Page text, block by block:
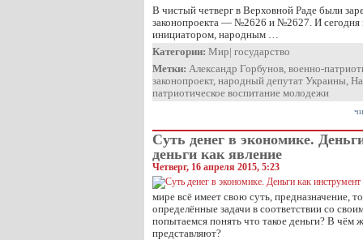
В чистый четверг в Верховной Раде были
законопроекта — №2626 и №2627. И сегодня
инициатором, народным …
Категории: Мир| государство
Метки: Александр Горбунов, военно-
законопроект, народный депутат Украины,
патриотическое воспитание молодежи
Суть денег в экономике.
деньги как явление
Четверг, 16 апреля 2015, 5:23
мире всё имеет свою суть, предназначение,
определённые задачи в соответствии со
попытаемся понять что такое деньги? В чём
представляют?